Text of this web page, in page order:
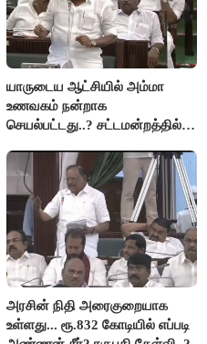
யாருடைய ஆட்சியில் அம்மா
உணவகம் நன்றாக
செயல்பட்டது..? சட்டமன்றத்தில்
அரசின் நிதி அரைகுறையாக
உள்ளது... ரூ.832 கோடியில் எப்படி